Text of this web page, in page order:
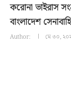
করোনা ভাইরাস
বাংলাদেশ
Author: মে ৩০,